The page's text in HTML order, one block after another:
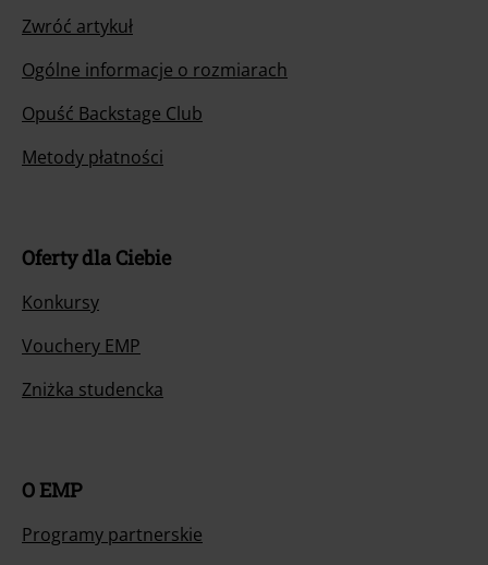
Zwróć artykuł
Ogólne informacje o rozmiarach
Opuść Backstage Club
Metody płatności
Oferty dla Ciebie
Konkursy
Vouchery EMP
Zniżka studencka
O EMP
Programy partnerskie